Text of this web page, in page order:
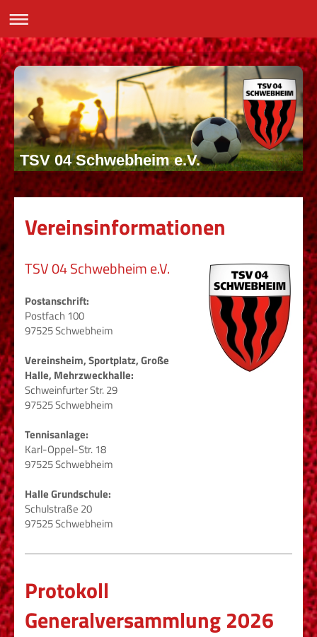
TSV 04 Schwebheim e.V.
Vereinsinformationen
TSV 04 Schwebheim e.V.
Postanschrift:
Postfach 100
97525 Schwebheim
Vereinsheim, Sportplatz, Große
Halle, Mehrzweckhalle:
Schweinfurter Str. 29
97525 Schwebheim
Tennisanlage:
Karl-Oppel-Str. 18
97525 Schwebheim
Halle Grundschule:
Schulstraße 20
97525 Schwebheim
Protokoll
Generalversammlung 2026